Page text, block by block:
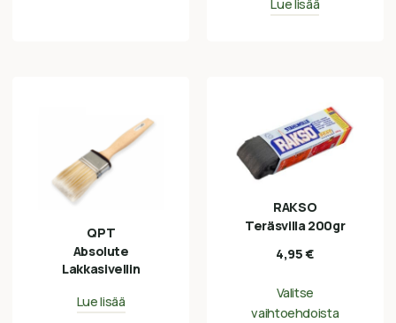
Lue lisää
QPT
Absolute
Lakkasivellin
Lue lisää
RAKSO
Teräsvilla 200gr
4,95€
Valitse
vaihtoehdoista